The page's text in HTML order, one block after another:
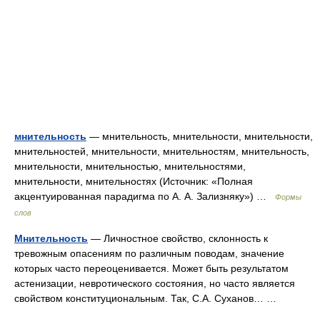
мнительность — мнительность, мнительности, мнительности,
мнительностей, мнительности, мнительностям, мнительность,
мнительности, мнительностью, мнительностями,
мнительности, мнительностях (Источник: «Полная
акцентуированная парадигма по А. А. Зализняку») …
Формы
слов
Мнительность — Личностное свойство, склонность к
тревожным опасениям по различным поводам, значение
которых часто переоценивается. Может быть результатом
астенизации, невротического состояния, но часто является
свойством конституциональным. Так, С.А. Суханов… …